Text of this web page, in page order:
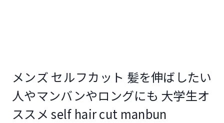
メンズ セルフカット 髪を伸ばしたい
人やマンバンやロングにも 大学生オ
ススメ self hair cut manbun